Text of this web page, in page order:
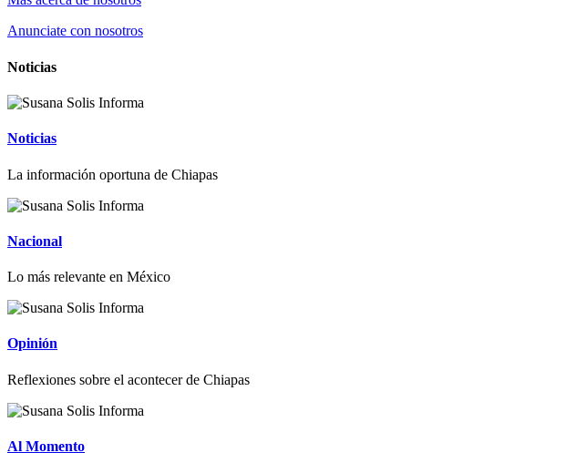
Anunciate con nosotros
Noticias
Noticias
La información oportuna de Chiapas
Nacional
Lo más relevante en México
Opinión
Reflexiones sobre el acontecer de Chiapas
Al Momento